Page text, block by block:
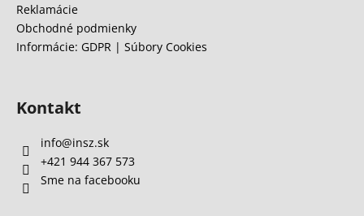
Reklamácie
Obchodné podmienky
Informácie: GDPR | Súbory Cookies
Kontakt
info@insz.sk
+421 944 367 573
Sme na facebooku